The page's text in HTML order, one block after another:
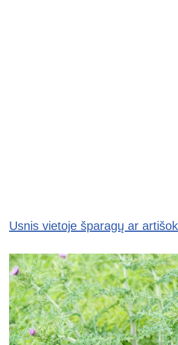
Usnis vietoje šparagų ar